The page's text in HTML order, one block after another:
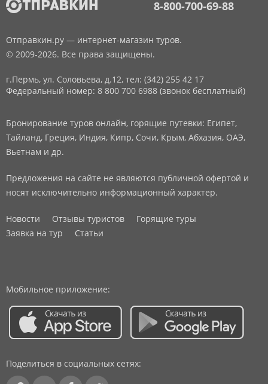
8-800-700-69-88
Отправкин.ру — интернет-магазин туров.
© 2009-2026. Все права защищены.
г.Пермь, ул. Соловьева, д.12, тел: (342) 255 42 17
Федеральный номер: 8 800 700 6988 (звонок бесплатный)
Бронирование туров онлайн, горящие путевки: Египет,
Тайланд, Греция, Индия, Кипр, Сочи, Крым, Абхазия, ОАЭ,
Вьетнам и др.
Предложения на сайте не являются публичной офертой и
носят исключительно информационный характер.
Новости Отзывы туристов
Горящие туры
Заявка на тур
Статьи
Мобильное приложение:
Поделиться в социальных сетях: